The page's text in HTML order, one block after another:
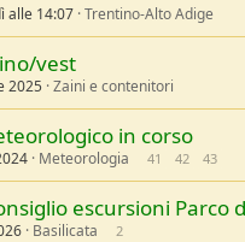
alle 14:07 Trentino-Alto Adige
vest
2025 Zaini e contenitori
in corso
Meteorologia 41 42 43
escursioni Parco
Basilicata 2